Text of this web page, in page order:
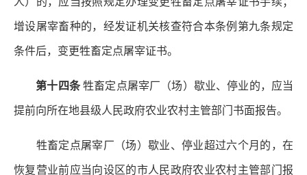
增设屠宰畜种的，经发证机关核查符合本条例第九条规定
条件后，变更牲畜定点屠宰证书。
第十四条牲畜定点屠宰厂（场）歇业、停业的，应当
提前向所在地县级人民政府农业农村主管部门书面报告。
牲畜定点屠宰厂（场）歇业、停业超过六个月的，在
恢复营业前应当向设区的市人民政府农业农村主管部门报